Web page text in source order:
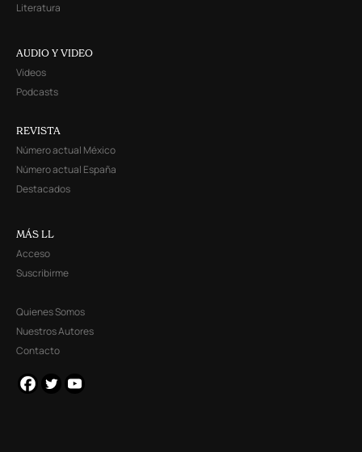
Literatura
AUDIO Y VIDEO
Videos
Podcasts
REVISTA
Número actual México
Número actual España
Destacados
MÁS LL
Acceso
Suscribirme
Quienes Somos
Nuestros Autores
Contacto